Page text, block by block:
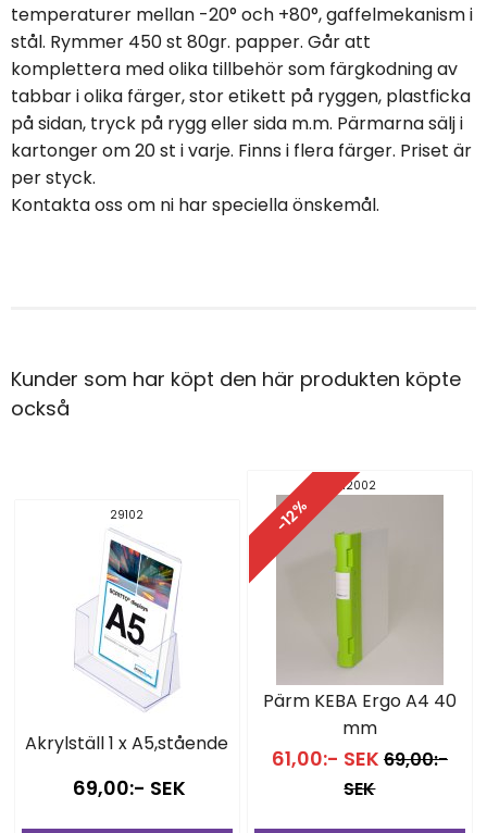
temperaturer mellan -20° och +80°, gaffelmekanism i
stål. Rymmer 450 st 80gr. papper. Går att
komplettera med olika tillbehör som färgkodning av
tabbar i olika färger, stor etikett på ryggen, plastficka
på sidan, tryck på rygg eller sida m.m. Pärmarna sälj i
kartonger om 20 st i varje. Finns i flera färger. Priset är
per styck.
Kontakta oss om ni har speciella önskemål.
Kunder som har köpt den här produkten köpte
också
29102
Akrylställ 1 x A5,stående
69,00:- SEK
-12%
12002
Pärm KEBA Ergo A4 40
mm
61,00:- SEK 69,00:-
SEK